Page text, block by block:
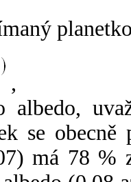
,
albedo,
se
má 78 %